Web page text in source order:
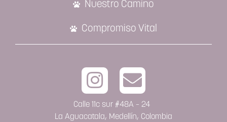
Nuestro Camino
Compromiso Vital
Calle 11c sur #48A – 24
La Aguacatala, Medellín, Colombia